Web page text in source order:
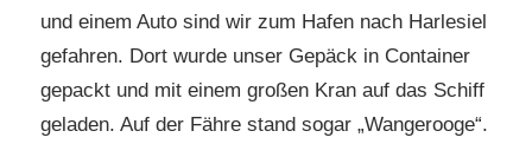
und einem Auto sind wir zum Hafen nach Harlesiel
gefahren. Dort wurde unser Gepäck in Container
gepackt und mit einem großen Kran auf das Schiff
geladen. Auf der Fähre stand sogar „Wangerooge“.